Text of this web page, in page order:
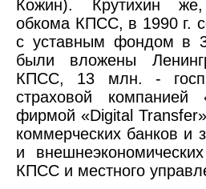
Кожин). Крутихин же,
обкома КПСС, в 1990 г.
с уставным фондом в
были вложены
КПСС, 13 млн. -
страховой компанией
фирмой «Digital
коммерческих банков и
и
КПСС и местного